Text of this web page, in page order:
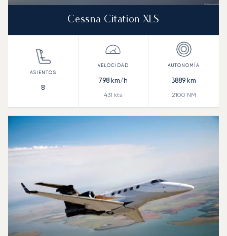
Cessna Citation XLS
8
798 km/h
431 kts
3889 km
2100 NM